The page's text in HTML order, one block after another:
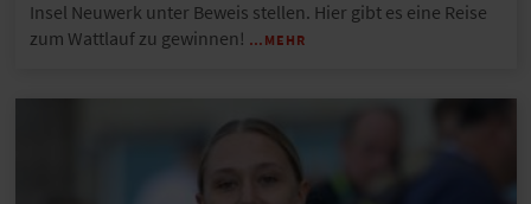
Insel Neuwerk unter Beweis stellen. Hier gibt es eine Reise
zum Wattlauf zu gewinnen! …MEHR